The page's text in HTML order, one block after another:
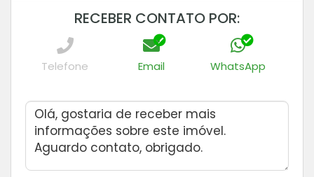
RECEBER CONTATO POR:
Telefone Email WhatsApp